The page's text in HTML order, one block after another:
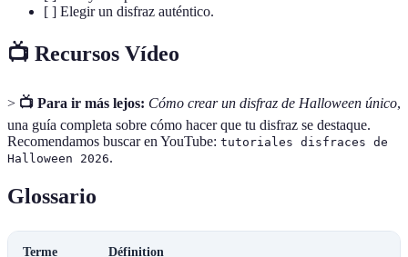
[ ] Elegir un disfraz auténtico.
📺 Recursos Vídeo
> 📺 Para ir más lejos: Cómo crear un disfraz de Halloween único,
una guía completa sobre cómo hacer que tu disfraz se destaque.
Recomendamos buscar en YouTube: tutoriales disfraces de
Halloween 2026.
Glossario
Terme Définition